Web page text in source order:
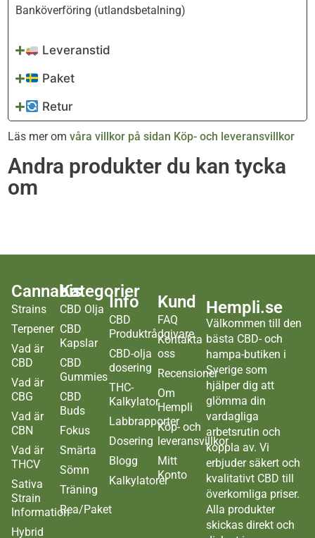
Banköverföring (utlandsbetalning)
Leveranstid
Paket
Retur
Läs mer omvåra villkor på sidan Köp- och leveransvillkor
Andra produkter du kan tycka
om
Cannabis
Strains
Terpener
Vad är
CBD
Vad är
CBG
Vad är
CBN
Vad är
THCV
Sativa
Strain
Information
Hybrid
Kategorier
CBD Olja
CBD
Kapslar
CBD
Gummies
CBD
Buds
Fokus
Smärta
Sömn
Träning
Rea/Paket
Info
CBD
Produktrådgivare
CBD-olja
dosering
THC-
Kalkylator
Labbrapporter
Dosering
Blogg
Kalkylatorer
Kund
FAQ
Kontakta
oss
Recensioner
Om
Hempli
Köp- och
leveransvillkor
Mitt
Konto
Hempli.se
Välkommen till den
bästa CBD- och
hampa-butiken i
Sverige som
hjälper dig att
glömma din
vardagliga
arbetsrutin och
koppla av. Vi
erbjuder säkert och
kvalitativt CBD till
överkomliga priser.
Alla produkter
skickas direkt och